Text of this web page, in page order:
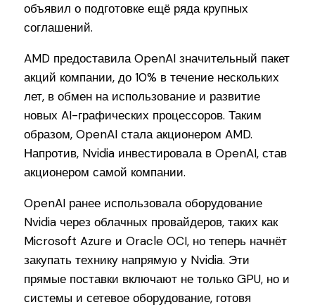
объявил о подготовке ещё ряда крупных
соглашений.
AMD предоставила OpenAI значительный пакет
акций компании, до 10% в течение нескольких
лет, в обмен на использование и развитие
новых AI-графических процессоров. Таким
образом, OpenAI стала акционером AMD.
Напротив, Nvidia инвестировала в OpenAI, став
акционером самой компании.
OpenAI ранее использовала оборудование
Nvidia через облачных провайдеров, таких как
Microsoft Azure и Oracle OCI, но теперь начнёт
закупать технику напрямую у Nvidia. Эти
прямые поставки включают не только GPU, но и
системы и сетевое оборудование, готовя